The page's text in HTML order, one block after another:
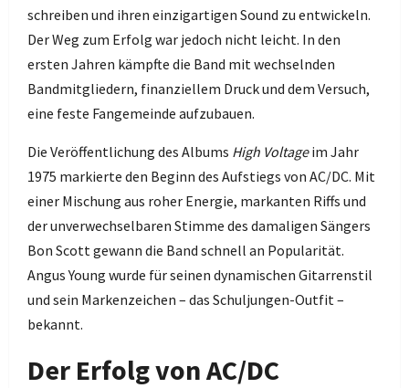
schreiben und ihren einzigartigen Sound zu entwickeln.
Der Weg zum Erfolg war jedoch nicht leicht. In den
ersten Jahren kämpfte die Band mit wechselnden
Bandmitgliedern, finanziellem Druck und dem Versuch,
eine feste Fangemeinde aufzubauen.
Die Veröffentlichung des Albums High Voltageim Jahr
1975 markierte den Beginn des Aufstiegs von AC/DC. Mit
einer Mischung aus roher Energie, markanten Riffs und
der unverwechselbaren Stimme des damaligen Sängers
Bon Scott gewann die Band schnell an Popularität.
Angus Young wurde für seinen dynamischen Gitarrenstil
und sein Markenzeichen – das Schuljungen-Outfit –
bekannt.
Der Erfolg von AC/DC